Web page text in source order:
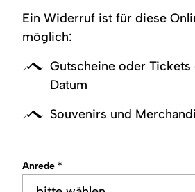
buchen
Sommer
Winter
Region
Service
Ein Widerruf ist für diese
möglich:
Gutscheine oder Tickets
Datum
Souvenirs und
Anrede*